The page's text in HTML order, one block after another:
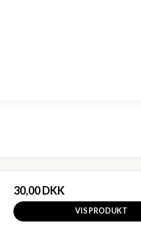
30,00 DKK
VIS PRODUKT